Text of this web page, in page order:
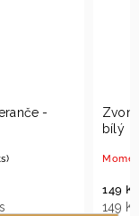
zralé jeřabiny -
vyprodáno
/ 1 ks